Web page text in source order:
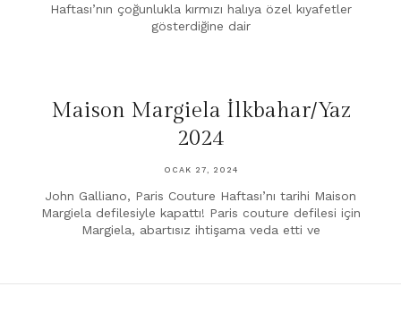
Haftası’nın çoğunlukla kırmızı halıya özel kıyafetler
gösterdiğine dair
Maison Margiela İlkbahar/Yaz
2024
OCAK 27, 2024
John Galliano, Paris Couture Haftası’nı tarihi Maison
Margiela defilesiyle kapattı! Paris couture defilesi için
Margiela, abartısız ihtişama veda etti ve